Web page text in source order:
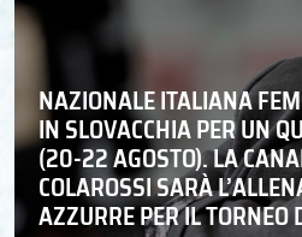
NAZIONALE ITALIANA
IN SLOVACCHIA PER UN
(20-22 AGOSTO). LA
COLAROSSI SARÀ
AZZURRE PER IL TORNEO